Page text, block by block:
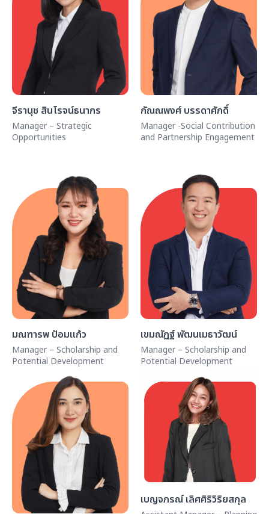
จีรานุช สินโรจน์ธนากร
Manager – Strategic
Opportunities
กัณณพงศ์ บรรดาศักดิ์
Manager -Social Contribution
and Partnership Engagement
มณฑารพ ป้อมแก้ว
Manager – Scholarship and
Potential Development
เขมณัฏฐ์ พัฒนเมธาวัฒน์
Manager – Scholarship and
Potential Development
เบญจภรณ์ เลิศศิริวิริยสกุล